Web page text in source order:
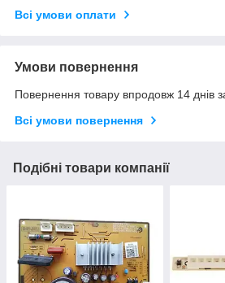
Всі умови оплати
Умови повернення
Повернення товару впродовж 14 днів
Всі умови повернення
Подібні товари компанії